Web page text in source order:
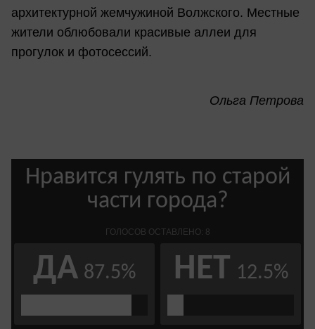
архитектурной жемчужиной Волжского. Местные
жители облюбовали красивые аллеи для
прогулок и фотосессий.
Ольга Петрова